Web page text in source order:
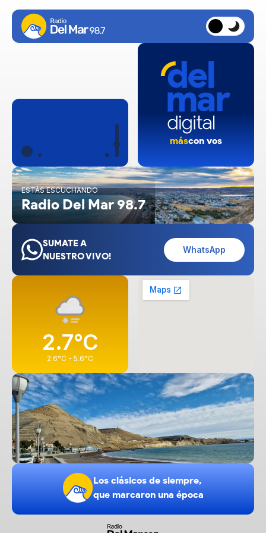
máscon vos
ESTÁS ESCUCHANDO
Radio Del Mar 98.7
SUMATE A
NUESTRO VIVO!
WhatsApp
2.7°C
2.6°C - 5.6°C
Los clásicos de siempre,
que marcaron una época